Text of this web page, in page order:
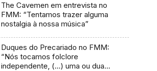
The Cavemen em entrevista no
FMM: “Tentamos trazer alguma
nostalgia à nossa música”
Duques do Precariado no FMM:
“Nós tocamos folclore
independente, (…) uma ou duas